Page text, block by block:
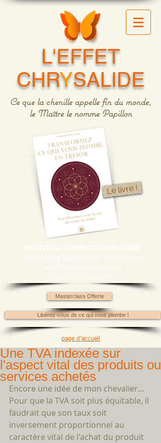
L'EFFET
CHRYSALIDE
Ce que la chenille appelle fin du monde,
le Maître le nomme Papillon
Le livre !
Masterclass Offerte
Libérez-vous de ce qui vous plombe !
page d'accueil
Une TVA indexée sur
l'aspect vital des produits ou
services achetés
Encore une idée de mon chevalier...
Pour que la TVA soit plus équitable, il
faudrait que son taux soit
inversement proportionnel au
caractère vital de l'achat du produit